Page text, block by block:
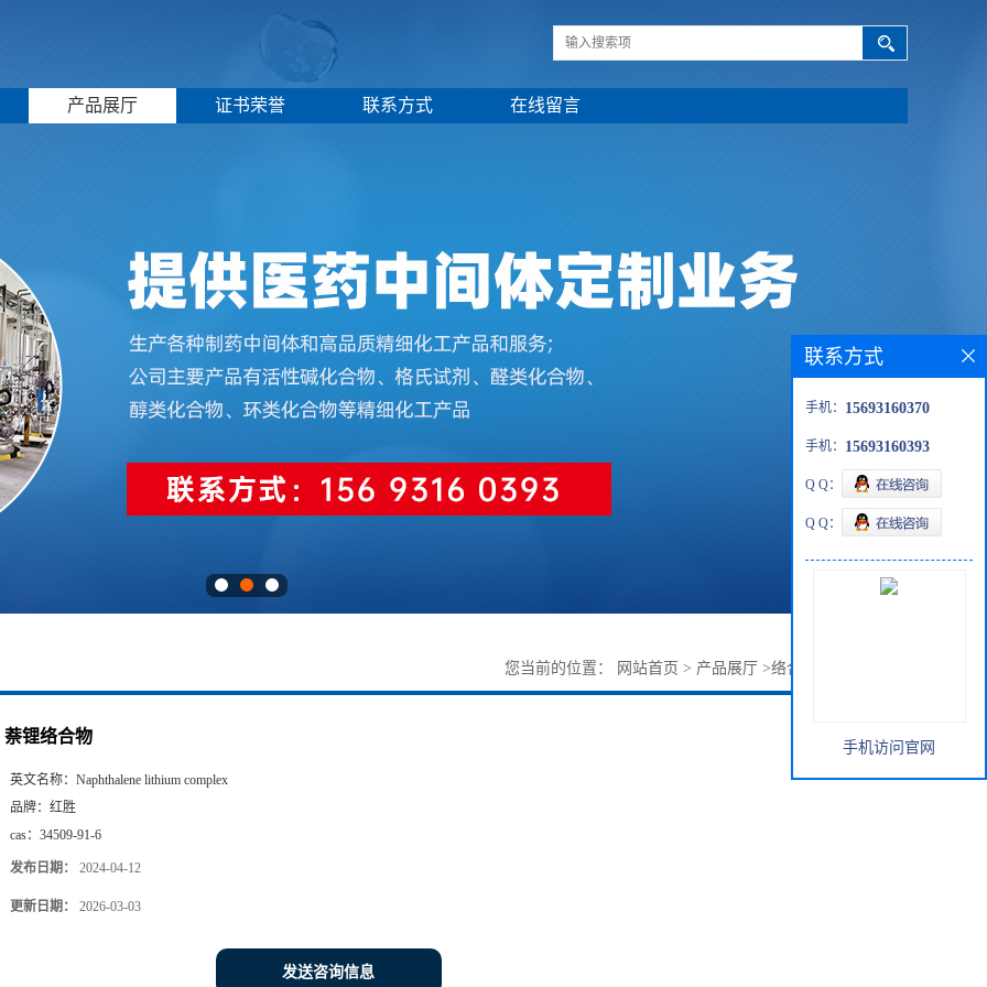
产品展厅 证书荣誉 联系方式 在线留言
您当前的位置： 网站首页 > 产品展厅 >络合物
萘锂络合物
英文名称： Naphthalene lithium complex
品牌： 红胜
cas： 34509-91-6
发布日期： 2024-04-12
更新日期： 2026-03-03
发送咨询信息
联系方式
手机： 15693160370
手机： 15693160393
Q Q：
Q Q：
手机访问官网